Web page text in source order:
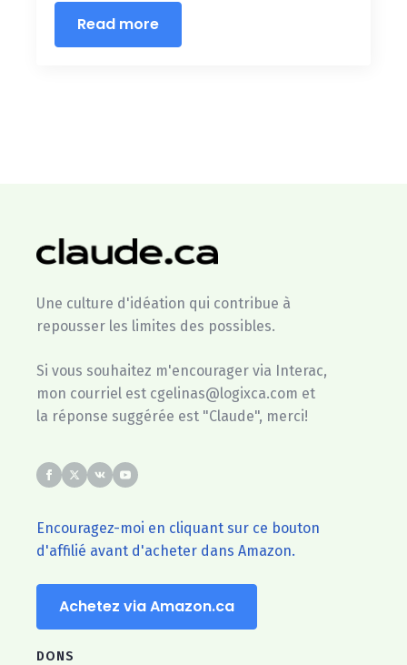
Read more
Une culture d'idéation qui contribue à
repousser les limites des possibles.
Si vous souhaitez m'encourager via Interac,
mon courriel est cgelinas@logixca.com et
la réponse suggérée est "Claude", merci!
Encouragez-moi en cliquant sur ce bouton
d'affilié avant d'acheter dans Amazon.
Achetez via Amazon.ca
DONS